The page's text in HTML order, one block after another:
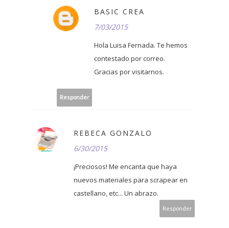
BASIC CREA
7/03/2015
Hola Luisa Fernada. Te hemos
contestado por correo.
Gracias por visitarnos.
Responder
REBECA GONZALO
6/30/2015
¡Preciosos! Me encanta que haya
nuevos materiales para scrapear en
castellano, etc... Un abrazo.
Responder